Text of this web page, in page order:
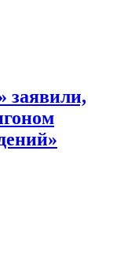
заявили,